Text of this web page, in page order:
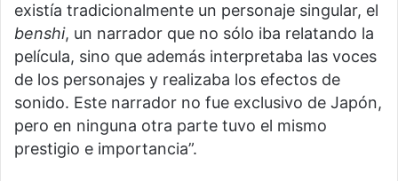
existía tradicionalmente un personaje singular, el
benshi, un narrador que no sólo iba relatando la
película, sino que además interpretaba las voces
de los personajes y realizaba los efectos de
sonido. Este narrador no fue exclusivo de Japón,
pero en ninguna otra parte tuvo el mismo
prestigio e importancia”.